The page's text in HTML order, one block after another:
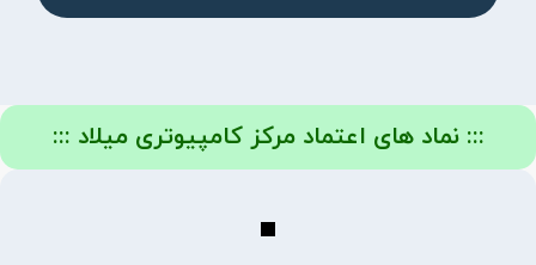
::: نماد های اعتماد مرکز کامپیوتری میلاد :::